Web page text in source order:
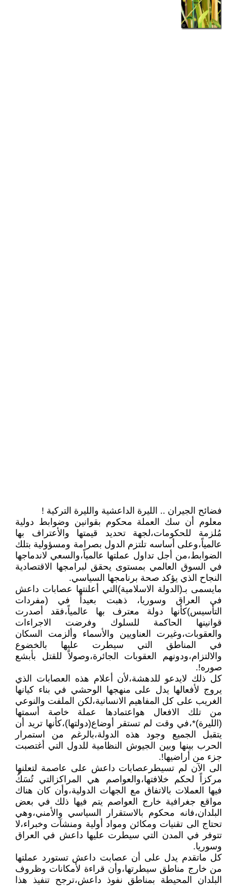
فضائح الجيران .. الليرة الداعشية والليرة التركية !
معلوم أن سك العملة محكوم بقوانين وضوابط دولية
مُلزمة للحكومات،لجهة تحديد قيمتها والأعتراف بها
عالمياً،وعلى أساسه تلتزم الدول بصرامة ومسؤولية بتلك
الضوابط،من أجل تداول عملتها عالمياً،والسعي لاندماجها
في السوق العالمي بمستوى يحقق لبرامجها الاقتصادية
النجاح الذي يؤكد صحة برنامجها السياسي.
مايسمى بـ(الدولة الاسلامية)التي أعلنتها عصابات داعش
في العراق وسوريا، ذهبت بعيداً في (مفردات
التأسيس)كأنها دولة معترف بها عالمياً،فقد أصدرت
قوانينها الحاكمة للسلوك وفرضت الاجراءات
والعقوبات،وغيرت العناويين والأسماء وألزمت السكان
في المناطق التي سيطرت عليها بالخضوع
والالتزام،ودونهم العقوبات الجائرة،وصولاً للقتل بأبشع
صوره!.
كل ذلك لايدعو للدهشة،لأن أعلام هذه العصابات الذي
يروج لأفعالها يدل على منهجها الوحشي في بناء كيانها
الغريب على كل المفاهيم الانسانية،لكن الملفت والنوعي
من تلك الافعال هواعتمادها عملة خاصة أسمتها
(الليرة)*،في وقت لم تستقر أوضاع(دولتها)،كأنها تريد أن
يتقبل الجميع وجود هذه الدولة،بالرغم من استمرار
الحرب بينها وبين الجيوش النظامية للدول التي أغتصبت
جزء من أراضيها!.
الى الآن لم تسيطرعصابات داعش على عاصمة لتعلنها
مركزاً لحكم خلافتها،والعواصم هي المراكزالتي تُسَكُ
فيها العملات بالاتفاق مع الجهات الدولية،وأن كان هناك
مواقع جغرافية خارج العواصم يتم فيها ذلك في بعض
البلدان،فانه محكوم بالاستقرار السياسي والأمني،وهي
تحتاج الى تقنيات ومكائن ومواد أولية ومنشآت وخبراء،لا
تتوفر في المدن التي سيطرت عليها داعش في العراق
وسوريا.
كل ماتقدم يدل على أن عصابت داعش تستورد عملتها
من خارج مناطق سيطرتها،وأن قراءة لأمكانات وظروف
البلدان المحيطة بمناطق نفوذ داعش،ترجح تنفيذ هذا